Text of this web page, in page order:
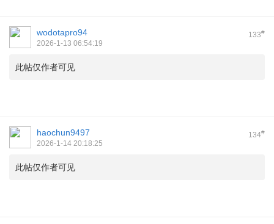
133#
wodotapro94
2026-1-13 06:54:19
此帖仅作者可见
134#
haochun9497
2026-1-14 20:18:25
此帖仅作者可见